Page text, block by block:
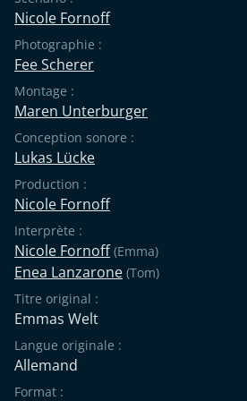
Nicole Fornoff
Photographie :
Fee Scherer
Montage :
Maren Unterburger
Conception sonore :
Lukas Lücke
Production :
Nicole Fornoff
Interprète :
Nicole Fornoff(Emma)
Enea Lanzarone (Tom)
Titre original :
Emmas Welt
Langue originale :
Allemand
Format :